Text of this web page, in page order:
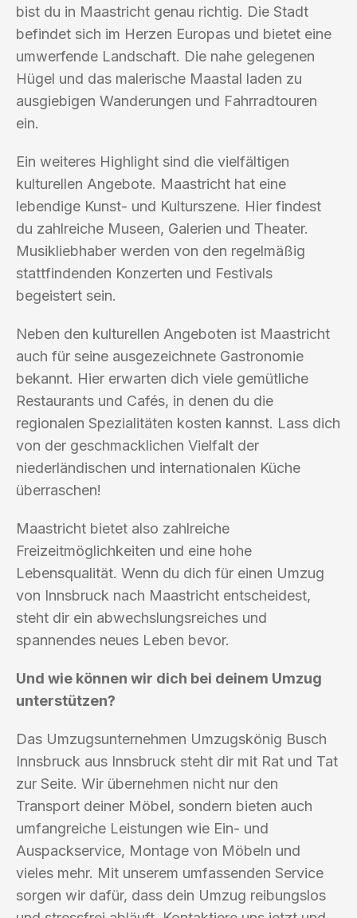
bist du in Maastricht genau richtig. Die Stadt
befindet sich im Herzen Europas und bietet eine
umwerfende Landschaft. Die nahe gelegenen
Hügel und das malerische Maastal laden zu
ausgiebigen Wanderungen und Fahrradtouren
ein.
Ein weiteres Highlight sind die vielfältigen
kulturellen Angebote. Maastricht hat eine
lebendige Kunst- und Kulturszene. Hier findest
du zahlreiche Museen, Galerien und Theater.
Musikliebhaber werden von den regelmäßig
stattfindenden Konzerten und Festivals
begeistert sein.
Neben den kulturellen Angeboten ist Maastricht
auch für seine ausgezeichnete Gastronomie
bekannt. Hier erwarten dich viele gemütliche
Restaurants und Cafés, in denen du die
regionalen Spezialitäten kosten kannst. Lass dich
von der geschmacklichen Vielfalt der
niederländischen und internationalen Küche
überraschen!
Maastricht bietet also zahlreiche
Freizeitmöglichkeiten und eine hohe
Lebensqualität. Wenn du dich für einen Umzug
von Innsbruck nach Maastricht entscheidest,
steht dir ein abwechslungsreiches und
spannendes neues Leben bevor.
Und wie können wir dich bei deinem Umzug
unterstützen?
Das Umzugsunternehmen Umzugskönig Busch
Innsbruck aus Innsbruck steht dir mit Rat und Tat
zur Seite. Wir übernehmen nicht nur den
Transport deiner Möbel, sondern bieten auch
umfangreiche Leistungen wie Ein- und
Auspackservice, Montage von Möbeln und
vieles mehr. Mit unserem umfassenden Service
sorgen wir dafür, dass dein Umzug reibungslos